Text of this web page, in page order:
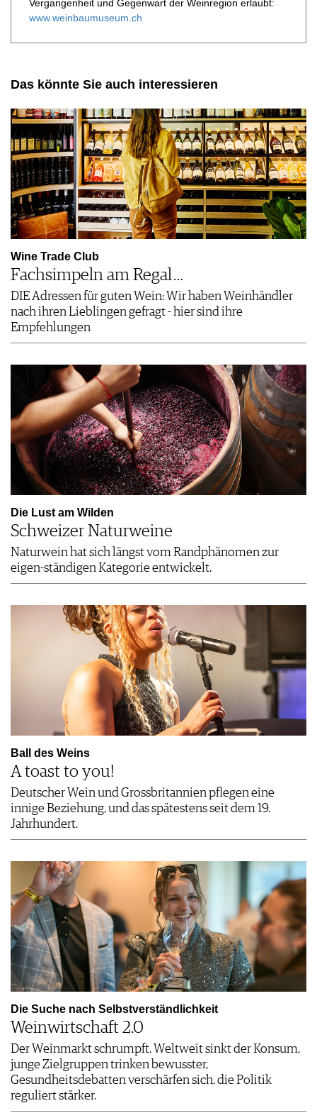
Vergangenheit und Gegenwart der Weinregion erlaubt:
www.weinbaumuseum.ch
Das könnte Sie auch interessieren
Wine Trade Club
Fachsimpeln am Regal …
DIE Adressen für guten Wein: Wir haben Weinhändler
nach ihren Lieblingen gefragt - hier sind ihre
Empfehlungen
Die Lust am Wilden
Schweizer Naturweine
Naturwein hat sich längst vom Randphänomen zur
eigen-ständigen Kategorie entwickelt.
Ball des Weins
A toast to you!
Deutscher Wein und Grossbritannien pflegen eine
innige Beziehung, und das spätestens seit dem 19.
Jahrhundert.
Die Suche nach Selbstverständlichkeit
Weinwirtschaft 2.0
Der Weinmarkt schrumpft. Weltweit sinkt der Konsum,
junge Zielgruppen trinken bewusster,
Gesundheitsdebatten verschärfen sich, die Politik
reguliert stärker.